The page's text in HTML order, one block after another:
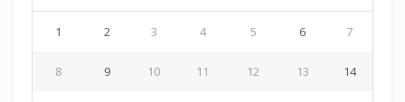
1 2 3 4 5 6 7
8 9 10 11 12 13 14